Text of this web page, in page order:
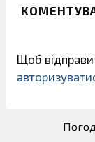
Щоб